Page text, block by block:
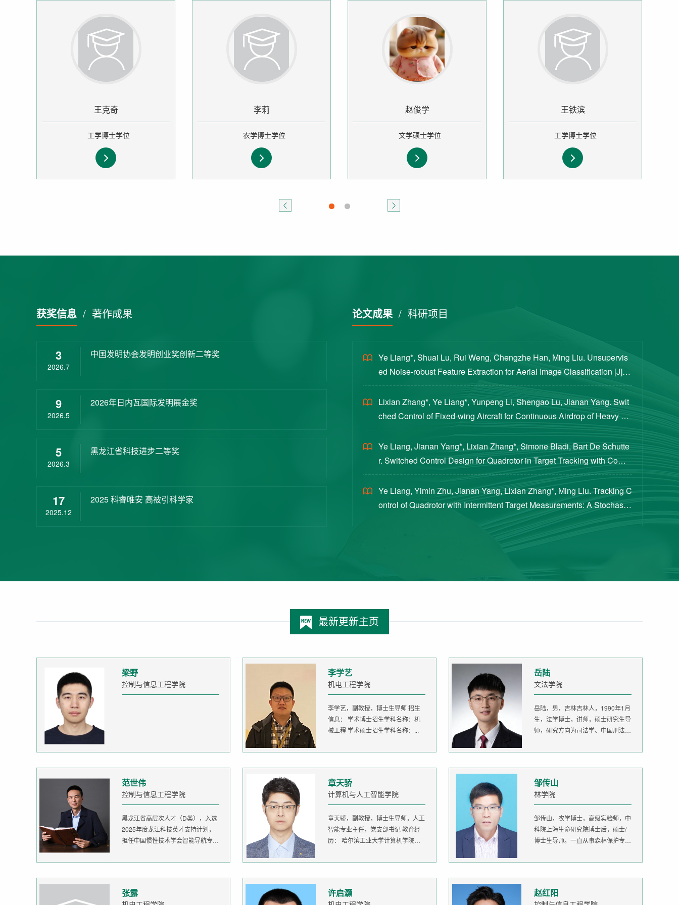
王克奇
工学博士学位
李莉
农学博士学位
赵俊学
文学硕士学位
王铁滨
工学博士学位
获奖信息 / 著作成果
3
2026.7
中国发明协会发明创业奖创新二等奖
9
2026.5
2026年日内瓦国际发明展金奖
5
2026.3
黑龙江省科技进步二等奖
17
2025.12
2025 科睿唯安 高被引科学家
论文成果/ 科研项目
Ye Liang*, Shuai Lu, Rui Weng, Chengzhe Han, Ming Liu. Unsupervis
ed Noise-robust Feature Extraction for Aerial Image Classification [J]. S
cience China Technological Sciences, 2020, 63(8): 1406-1415...
Lixian Zhang*, Ye Liang*, Yunpeng Li, Shengao Lu, Jianan Yang. Swit
ched Control of Fixed-wing Aircraft for Continuous Airdrop of Heavy Pa
yloads [J]. Journal of Guidance, Control, and Dynamics, 2023...
Ye Liang, Jianan Yang*, Lixian Zhang*, Simone Bladi, Bart De Schutte
r. Switched Control Design for Quadrotor in Target Tracking with Compl
ex Intermittent Measurements [J]. Journal of Guidance, Cont...
Ye Liang, Yimin Zhu, Jianan Yang, Lixian Zhang*, Ming Liu. Tracking C
ontrol of Quadrotor with Intermittent Target Measurements: A Stochastic
最新更新主页
梁野
控制与信息工程学院
李学艺
机电工程学院
李学艺，副教授，博士生导师 招生
信息： 学术博士招生学科名称：机
械工程 学术硕士招生学科名称：...
岳陆
文法学院
岳陆，男，吉林吉林人，1990年1月
生，法学博士，讲师，硕士研究生导
师，研究方向为司法学、中国刑法
范世伟
控制与信息工程学院
黑龙江省高层次人才（D类），入选
2025年度龙江科技英才支持计划，
担任中国惯性技术学会智能导航专委
章天骄
计算机与人工智能学院
章天骄，副教授，博士生导师，人工
智能专业主任，党支部书记 教育经
历： 哈尔滨工业大学计算机学院
邹传山
林学院
邹传山，农学博士，高级实验师，中
科院上海生命研究院博士后，硕士/
博士生导师。一直从事森林保护专业
张露 许启灏 赵红阳